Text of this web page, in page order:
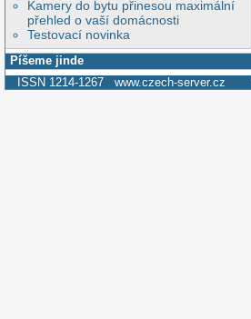
Kamery do bytu přinesou maximální
přehled o vaší domácnosti
Testovací novinka
Píšeme jinde
ISSN 1214-1267 www.czech-server.cz